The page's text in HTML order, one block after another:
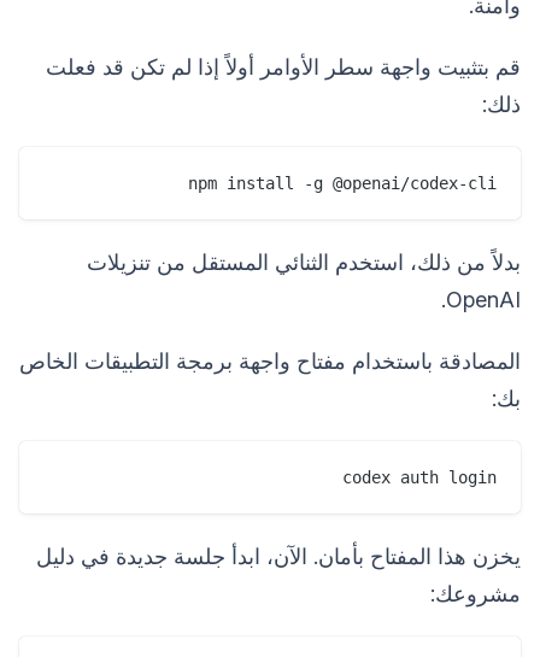
وآمنة.
قم بتثبيت واجهة سطر الأوامر أولاً إذا لم تكن قد فعلت
ذلك:
npm install -g @openai/codex-cli
بدلاً من ذلك، استخدم الثنائي المستقل من تنزيلات
OpenAI.
المصادقة باستخدام مفتاح واجهة برمجة التطبيقات الخاص
بك:
codex auth login
يخزن هذا المفتاح بأمان. الآن، ابدأ جلسة جديدة في دليل
مشروعك: